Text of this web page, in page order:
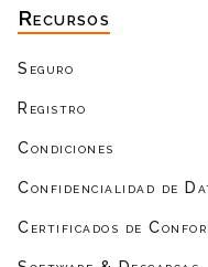
Recursos
Seguro
Registro
Condiciones
Confidencialidad de
Certificados de